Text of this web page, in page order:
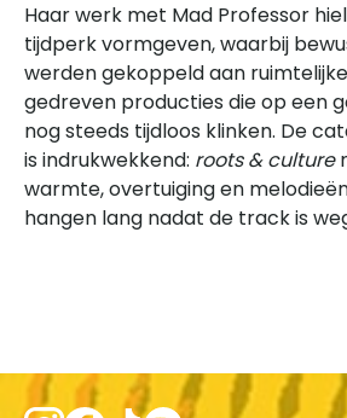
Haar werk met Mad Professor
tijdperk vormgeven, waarbij
werden gekoppeld aan
gedreven producties die op een
nog steeds tijdloos klinken. De
is indrukwekkend: roots & culture
warmte, overtuiging en
hangen lang nadat de track is